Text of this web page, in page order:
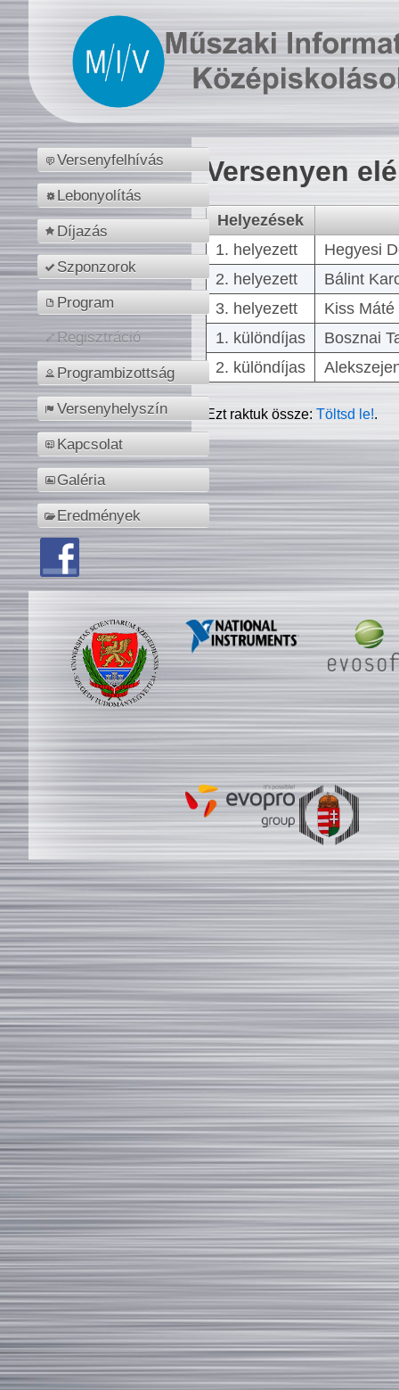
Versenyfelhívás
Lebonyolítás
Díjazás
Szponzorok
Program
Regisztráció
Programbizottság
Versenyhelyszín
Kapcsolat
Galéria
Eredmények
Versenyen
Helyezések
1. helyezett
Hegyesi
2. helyezett
Bálint
3. helyezett
Kiss
1. különdíjas
Bosznai
2. különdíjas
Ezt raktuk össze:Töltsd le!.